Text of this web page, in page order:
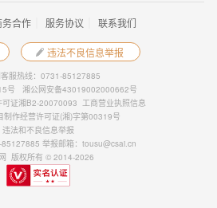
务合作 服务协议 联系我们
违法不良信息举报
服热线：0731-85127885
号
湘公网安备43019002000662号
可证湘B2-20070093 工商营业执照信息
制作经营许可证(湘)字第00319号
违法和不良信息举报
举报邮箱：tousu@csai.cn
版权所有 © 2014-2026